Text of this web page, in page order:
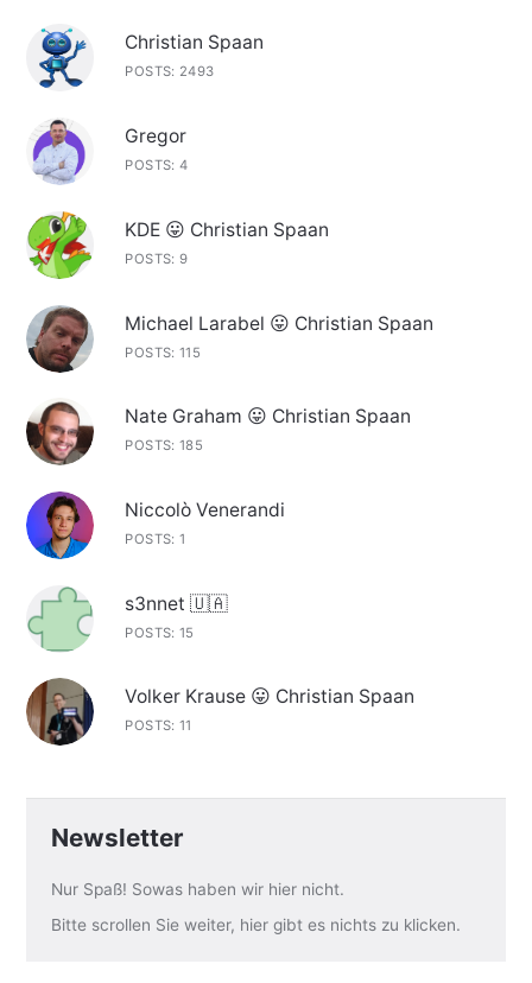
Christian Spaan
POSTS: 2493
Gregor
POSTS: 4
KDE 😛 Christian Spaan
POSTS: 9
Michael Larabel 😛 Christian Spaan
POSTS: 115
Nate Graham 😛 Christian Spaan
POSTS: 185
Niccolò Venerandi
POSTS: 1
s3nnet 🇺🇦
POSTS: 15
Volker Krause 😛 Christian Spaan
POSTS: 11
Newsletter
Nur Spaß! Sowas haben wir hier nicht.
Bitte scrollen Sie weiter, hier gibt es nichts zu klicken.